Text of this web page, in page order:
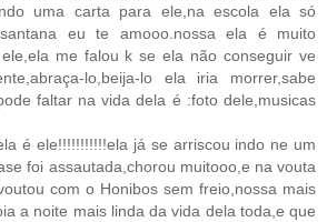
uma carta para ele,na escola ela só
eu te amooo.nossa ela é muito
me falou k se ela não conseguir ve
lo,beija-lo ela iria morrer,sabe
faltar na vida dela é :foto dele,musicas
é ele!!!!!!!!!!!ela já se arriscou indo ne um
foi assautada,chorou muitooo,e na vouta
com o Honibos sem freio,nossa mais
a noite mais linda da vida dela toda,e que